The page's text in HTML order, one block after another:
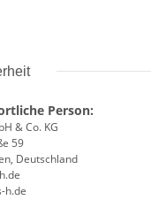
Person:
& Co. KG
59
Deutschland
h.de